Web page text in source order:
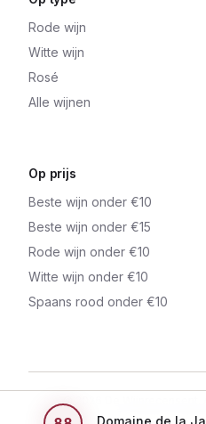
Rode wijn
Witte wijn
Rosé
Alle wijnen
Op prijs
Beste wijn onder €10
Beste wijn onder €15
Rode wijn onder €10
Witte wijn onder €10
Spaans rood onder €10
©
Links kunnen